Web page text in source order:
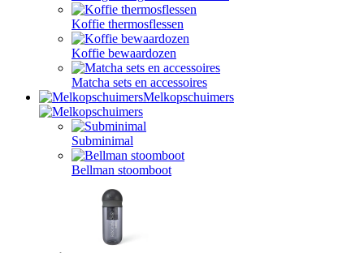
Koffie thermosflessen
Koffie bewaardozen
Matcha sets en accessoires
Melkopschuimers
Subminimal
Bellman stoomboot